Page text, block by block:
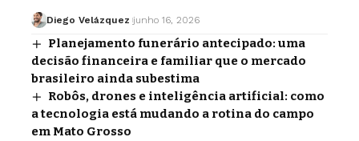
Diego Velázquez junho 16, 2026
Planejamento funerário antecipado: uma
decisão financeira e familiar que o mercado
brasileiro ainda subestima
Robôs, drones e inteligência artificial: como
a tecnologia está mudando a rotina do campo
em Mato Grosso